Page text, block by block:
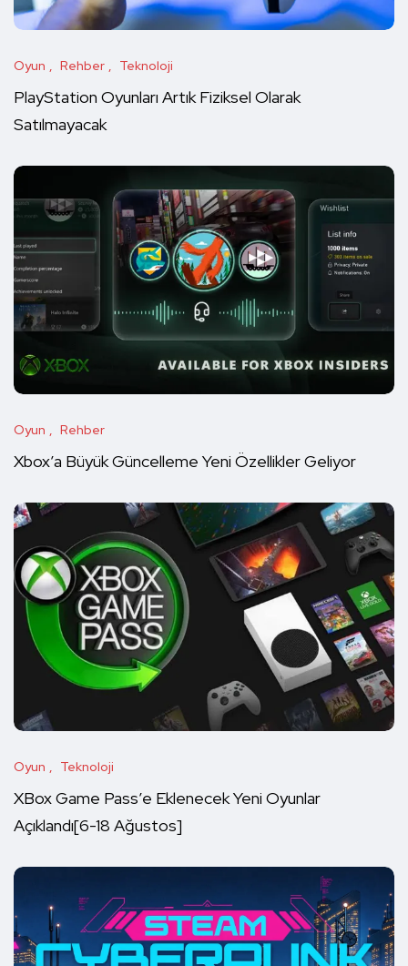
Oyun Rehber Teknoloji
PlayStation Oyunları Artık Fiziksel Olarak
Satılmayacak
Oyun Rehber
Xbox’a Büyük Güncelleme Yeni Özellikler Geliyor
Oyun Teknoloji
XBox Game Pass’e Eklenecek Yeni Oyunlar
Açıklandı[6-18 Ağustos]